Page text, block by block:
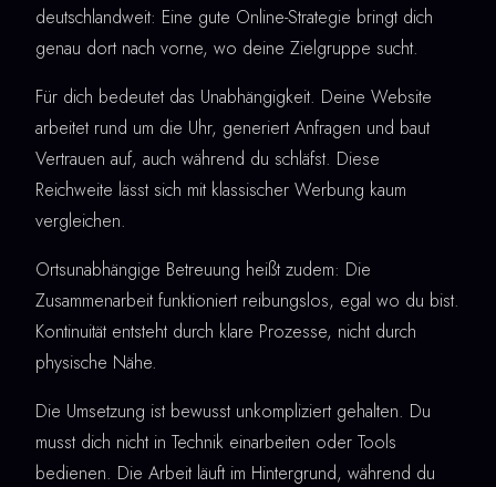
deutschlandweit: Eine gute Online-Strategie bringt dich
genau dort nach vorne, wo deine Zielgruppe sucht.
Für dich bedeutet das Unabhängigkeit. Deine Website
arbeitet rund um die Uhr, generiert Anfragen und baut
Vertrauen auf, auch während du schläfst. Diese
Reichweite lässt sich mit klassischer Werbung kaum
vergleichen.
Ortsunabhängige Betreuung heißt zudem: Die
Zusammenarbeit funktioniert reibungslos, egal wo du bist.
Kontinuität entsteht durch klare Prozesse, nicht durch
physische Nähe.
Die Umsetzung ist bewusst unkompliziert gehalten. Du
musst dich nicht in Technik einarbeiten oder Tools
bedienen. Die Arbeit läuft im Hintergrund, während du